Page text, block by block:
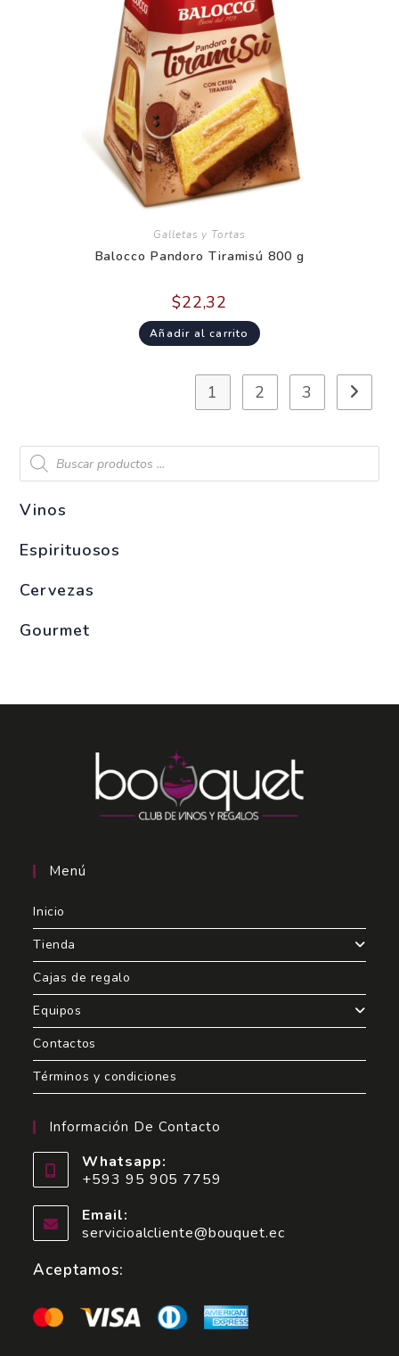
Galletas y Tortas
Balocco Pandoro Tiramisú 800 g
$22,32
Añadir al carrito
1 2 3
Vinos
Espirituosos
Cervezas
Gourmet
Menú
Inicio
Tienda
Cajas de regalo
Equipos
Contactos
Términos y condiciones
Información De Contacto
Whatsapp:
+593 95 905 7759
Email:
servicioalcliente@bouquet.ec
Aceptamos: